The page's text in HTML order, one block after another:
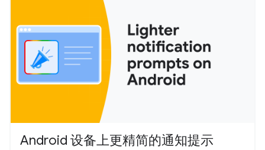
Android 设备上更精简的通知提示